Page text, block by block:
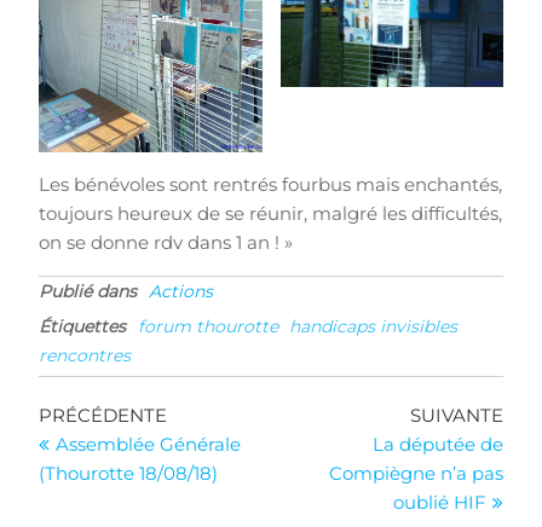
Les bénévoles sont rentrés fourbus mais enchantés,
toujours heureux de se réunir, malgré les difficultés,
on se donne rdv dans 1 an ! »
Publié dans Actions
Étiquettes
forum thourotte handicaps invisibles
rencontres
Navigation
de
Article
précédent
PRÉCÉDENTE
Assemblée Générale
(Thourotte 18/08/18)
SUIVANTE
La députée de
Compiègne n’a pas
oublié HIF